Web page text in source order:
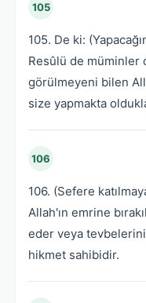
105
105. De ki:
Resûlü de müminler
görülmeyeni bilen
size yapmakta
106
106. (Sefere
Allah'ın emrine
eder veya
hikmet sahibidir.